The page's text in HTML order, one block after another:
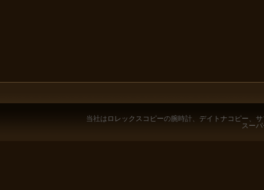
当社は ロレックスコピーの腕時計、 デイトナコピー、
スー